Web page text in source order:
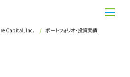
Capital, Inc. ポートフォリオ・投資実績